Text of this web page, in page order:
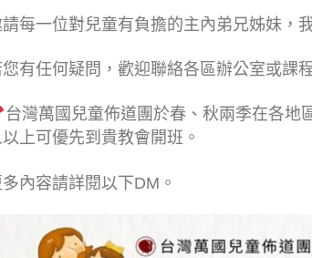
每一位對兒童有負擔的主內弟兄姊妹，
有任何疑問，歡迎聯絡各區辦公室或課
台灣萬國兒童佈道團於春、秋兩季在各地
上可優先到貴教會開班。
內容請詳閱以下DM。